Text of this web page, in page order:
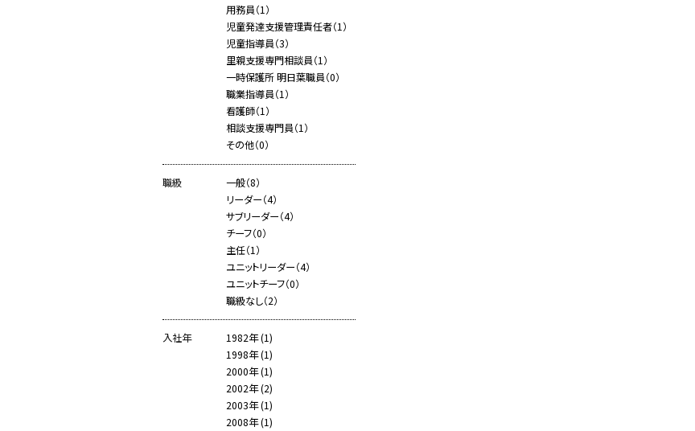
用務員（1）
児童発達支援管理責任者（1）
児童指導員（3）
里親支援専門相談員（1）
一時保護所 明日葉職員（0）
職業指導員（1）
看護師（1）
相談支援専門員（1）
その他（0）
職級
一般（8）
リーダー（4）
サブリーダー（4）
チーフ（0）
主任（1）
ユニットリーダー（4）
ユニットチーフ（0）
職級なし（2）
入社年
1982年 (1)
1998年 (1)
2000年 (1)
2002年 (2)
2003年 (1)
2008年 (1)